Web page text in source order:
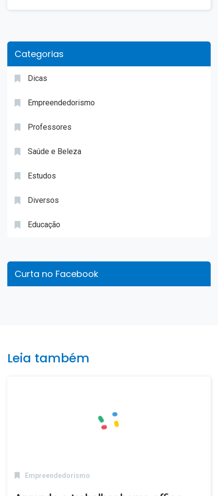
Categorias
Dicas
Empreendedorismo
Professores
Saúde e Beleza
Estudos
Diversos
Educação
Curta no Facebook
Leia também
Empreendedorismo